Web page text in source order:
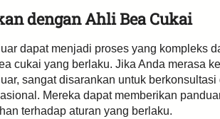
dengan Ahli Bea Cukai
dapat menjadi proses yang kompleks
cukai yang berlaku. Jika Anda merasa
sangat disarankan untuk
Mereka dapat memberikan
terhadap aturan yang berlaku.